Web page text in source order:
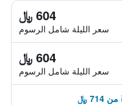
604 ﷼
سعر الليلة شامل الرسوم
604 ﷼
سعر الليلة شامل الرسوم